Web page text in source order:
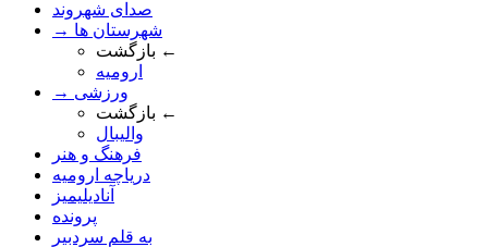
صدای شهروند
→ شهرستان ها
بازگشت ←
ارومیه
→ ورزشی
بازگشت ←
والیبال
فرهنگ و هنر
دریاچه ارومیه
آنادیلیمیز
پرونده
به قلم سردبیر